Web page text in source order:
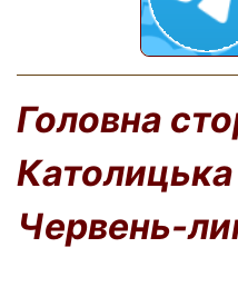
Головна
Червень-